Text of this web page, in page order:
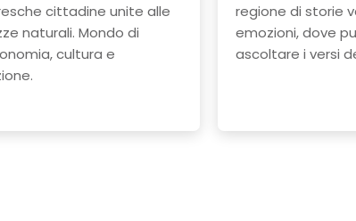
cittadine unite alle
naturali. Mondo di
cultura e
regione di storie
emozioni, dove
ascoltare i versi